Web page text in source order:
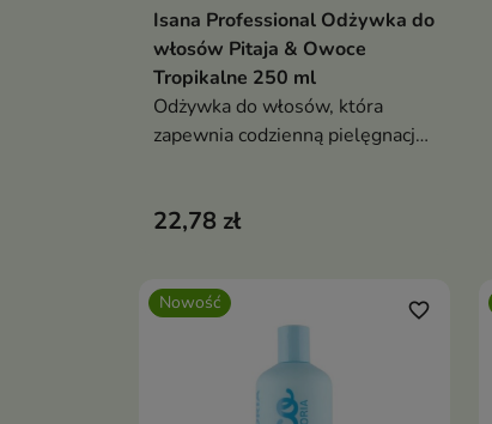
Dodaj do koszyka
Isana Professional Odżywka do
włosów Pitaja & Owoce
Tropikalne 250 ml
Odżywka do włosów, która
zapewnia codzienną pielęgnację
odżywienia.
22,78 zł
Nowość favorite_border